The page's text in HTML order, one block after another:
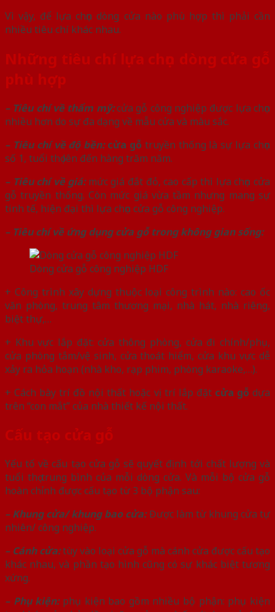
Vì vậy, để lựa chọn dòng cửa nào phù hợp thì phải cần
nhiều tiêu chí khác nhau.
Những tiêu chí lựa chọn dòng cửa gỗ
phù hợp
– Tiêu chí về thẩm mỹ:cửa gỗ công nghiệp được lựa chọn
nhiều hơn do sự đa dạng về mẫu cửa và màu sắc.
– Tiêu chí về độ bền:cửa gỗ truyền thống là sự lựa chọn
số 1, tuổi thọ lên đến hàng trăm năm.
– Tiêu chí về giá:mức giá đắt đỏ, cao cấp thì lựa chọn cửa
gỗ truyền thống. Còn mức giá vừa tầm nhưng mang sự
tinh tế, hiện đại thì lựa chọn cửa gỗ công nghiệp.
– Tiêu chí về ứng dụng cửa gỗ trong không gian sống:
Dòng cửa gỗ công nghiệp HDF
+ Công trình xây dựng thuộc loại công trình nào: cao ốc
văn phòng, trung tâm thương mại, nhà hát, nhà riêng,
biệt thự,…
+ Khu vực lắp đặt: cửa thông phòng, cửa đi chính/phụ,
cửa phòng tắm/vệ sinh, cửa thoát hiểm, cửa khu vực dễ
xảy ra hỏa hoạn (nhà kho, rạp phim, phòng karaoke,…).
+ Cách bày trí đồ nội thất hoặc vị trí lắp đặt cửa gỗ dựa
trên “con mắt” của nhà thiết kế nội thất.
Cấu tạo cửa gỗ
Yếu tố về cấu tạo cửa gỗ sẽ quyết định tới chất lượng và
tuổi thọ trung bình của mỗi dòng cửa. Và mỗi bộ cửa gỗ
hoàn chỉnh được cấu tạo từ 3 bộ phận sau:
– Khung cửa/ khung bao cửa:Được làm từ khung cửa tự
nhiên/ công nghiệp.
– Cánh cửa:tùy vào loại cửa gỗ mà cánh cửa được cấu tạo
khác nhau, và phần tạo hình cũng có sự khác biệt tương
xứng.
– Phụ kiện: phụ kiện bao gồm nhiều bộ phận: phụ kiện